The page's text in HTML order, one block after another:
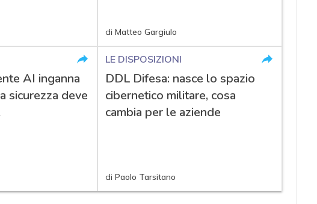
diMatteo Gargiulo
AI inganna
sicurezza deve
LE DISPOSIZIONI
DDL Difesa: nasce lo spazio
cibernetico militare, cosa
cambia per le aziende
diPaolo Tarsitano